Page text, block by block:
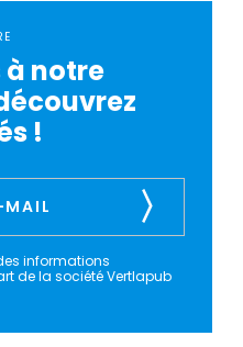
à notre
!
informations
de la société Vertlapub